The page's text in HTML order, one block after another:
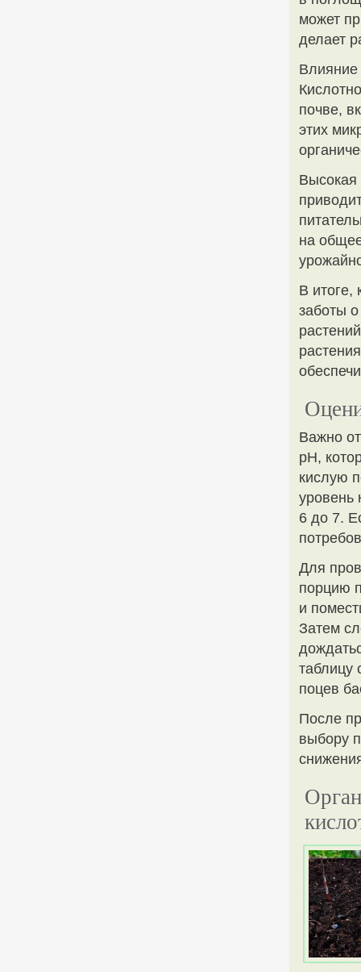
может
делает
Влияние
почве,
этих
Высокая
на
В итоге,
заботы
Важно
pH,
кислую
уровень
6 до 7.
Для
порцию
и
Затем
таблицу
поцев
После
выбору